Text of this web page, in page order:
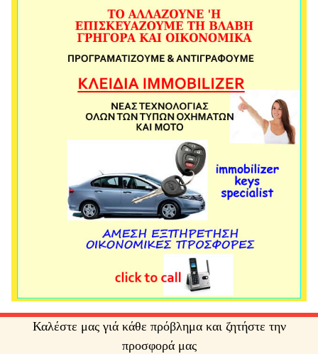
Καλέστε μας γιά κάθε πρόβλημα και ζητήστε την
προσφορά μας